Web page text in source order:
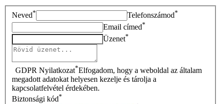
Neved* Telefonszámod*
Email címed*
Üzenet*
GDPR Nyilatkozat*Elfogadom, hogy a weboldal az általam
megadott adatokat helyesen kezelje és tárolja a
kapcsolatfelvétel érdekében.
Biztonsági kód*